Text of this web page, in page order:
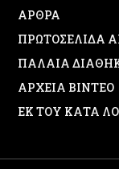
ΑΡΘΡΑ
ΠΡΩΤΟΣΕΛΙΔΑ
ΠΑΛΑΙΑ
ΑΡΧΕΙΑ ΒΙΝΤΕΟ
ΕΚ ΤΟΥ ΚΑΤΑ